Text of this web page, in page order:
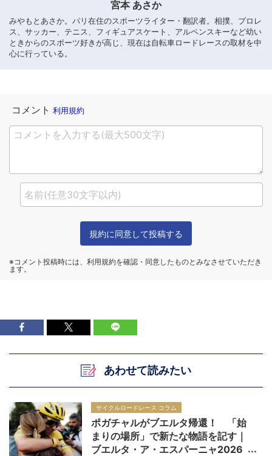
宮本 あさか
みやもとあさか。パリ在住のスポーツライター・翻訳者。相撲、プロレ
ス、サッカー、テニス、フィギュアスケート、アルペンスキーなど幼い
ときからのスポーツ好きが高じ、現在は自転車ロードレースの取材を中
心に行っている。
あわせて読みたい
サイクルロードレース コラム
ポガチャルがブエルタ帰還！ 「始
まりの場所」で新たな物語を記す｜
ブエルタ・ア・エスパーニャ2026